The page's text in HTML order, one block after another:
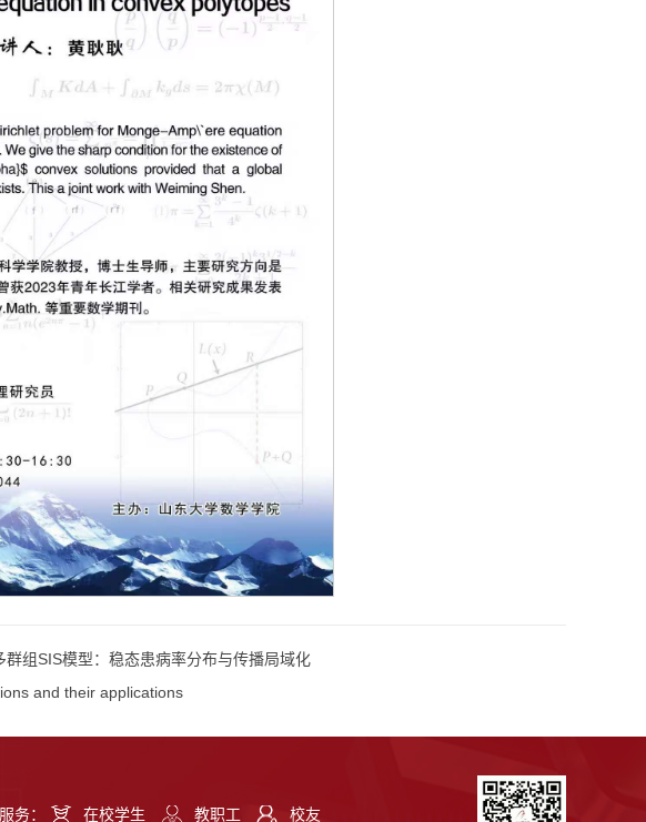
组SIS模型：稳态患病率分布与传播局域化
and their applications
务： 在校学生 教职工 校友